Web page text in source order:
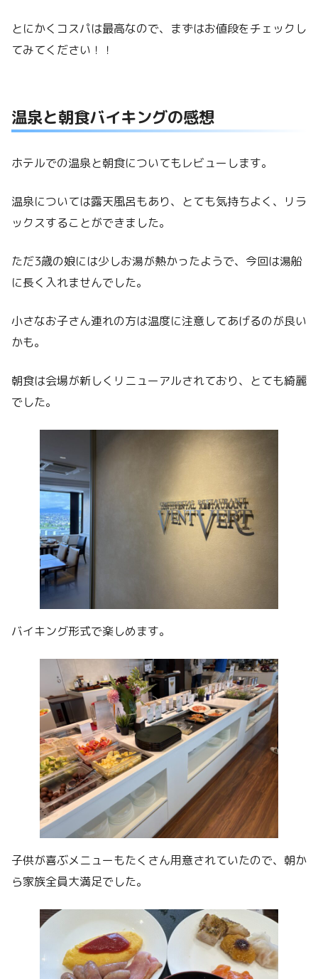
とにかくコスパは最高なので、まずはお値段をチェックし
てみてください！！
温泉と朝食バイキングの感想
ホテルでの温泉と朝食についてもレビューします。
温泉については露天風呂もあり、とても気持ちよく、リラ
ックスすることができました。
ただ3歳の娘には少しお湯が熱かったようで、今回は湯船
に長く入れませんでした。
小さなお子さん連れの方は温度に注意してあげるのが良い
かも。
朝食は会場が新しくリニューアルされており、とても綺麗
でした。
バイキング形式で楽しめます。
子供が喜ぶメニューもたくさん用意されていたので、朝か
ら家族全員大満足でした。